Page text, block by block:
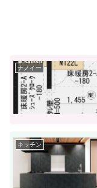
ナノイー
キッチン